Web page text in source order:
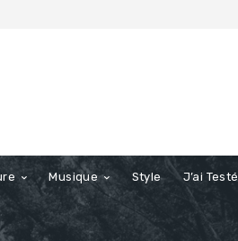
Musique Style J’ai Testé